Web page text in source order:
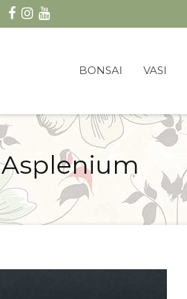
BONSAI VASI
Asplenium